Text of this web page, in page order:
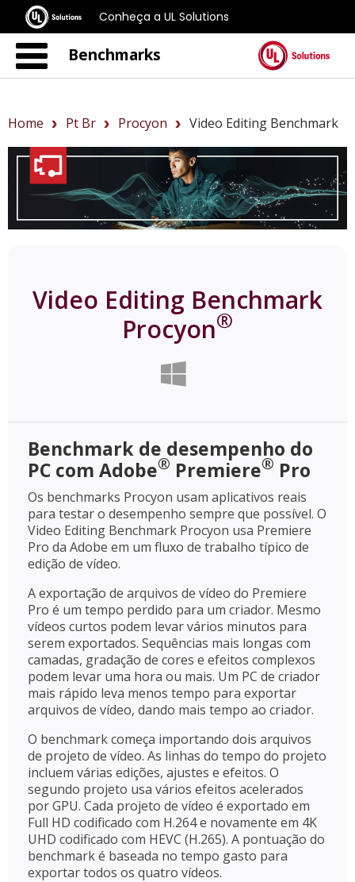
Conheça a UL Solutions
Benchmarks
Home Pt Br Procyon Video Editing Benchmark
Video Editing Benchmark
Procyon®
Benchmark de desempenho do
PC com Adobe® Premiere® Pro
Os benchmarks Procyon usam aplicativos reais
para testar o desempenho sempre que possível. O
Video Editing Benchmark Procyon usa Premiere
Pro da Adobe em um fluxo de trabalho típico de
edição de vídeo.
A exportação de arquivos de vídeo do Premiere
Pro é um tempo perdido para um criador. Mesmo
vídeos curtos podem levar vários minutos para
serem exportados. Sequências mais longas com
camadas, gradação de cores e efeitos complexos
podem levar uma hora ou mais. Um PC de criador
mais rápido leva menos tempo para exportar
arquivos de vídeo, dando mais tempo ao criador.
O benchmark começa importando dois arquivos
de projeto de vídeo. As linhas do tempo do projeto
incluem várias edições, ajustes e efeitos. O
segundo projeto usa vários efeitos acelerados
por GPU. Cada projeto de vídeo é exportado em
Full HD codificado com H.264 e novamente em 4K
UHD codificado com HEVC (H.265). A pontuação do
benchmark é baseada no tempo gasto para
exportar todos os quatro vídeos.